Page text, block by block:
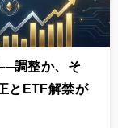
調整か、そ
とETF解禁が